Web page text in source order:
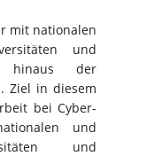
mit nationalen
und
hinaus der
Ziel in diesem
bei Cyber-
und
und